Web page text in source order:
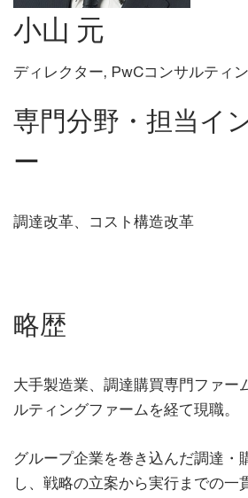
小山 元
ディレクター, PwCコンサルティ
専門分野・担当イ
ー
調達改革、コスト構造改革
略歴
大手製造業、調達購買専門ファー
ルティングファームを経て現職。
グループ企業を巻き込んだ調達・
し、戦略の立案から実行までの一